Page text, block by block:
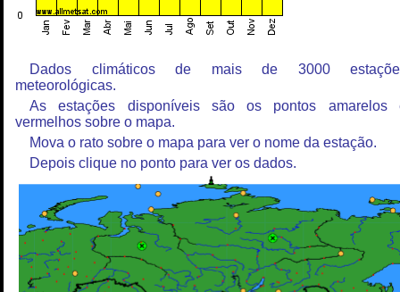
Dados climáticos de mais de 3000
meteorológicas.
As estações disponíveis são os pontos amarelos
vermelhos sobre o mapa.
Mova o rato sobre o mapa para ver o nome da estação.
Depois clique no ponto para ver os dados.